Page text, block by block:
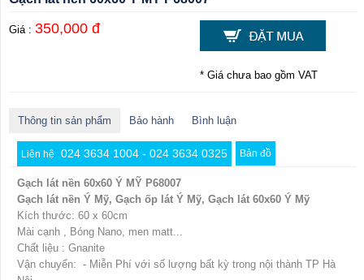
Giá : 350,000 đ
* Giá chưa bao gồm VAT
Thông tin sản phẩm Bảo hành Bình luận
Liên hệ 024 3634 1004 - 024 3634 0325 Bản đồ
Gạch lát nền 60x60 Ý MỸ P68007
Gạch lát nền Ý Mỹ, Gạch ốp lát Ý Mỹ, Gạch lát 60x60 Ý Mỹ
Kích thước: 60 x 60cm
Mài cạnh , Bóng Nano, men matt...
Chất liệu : Gnanite
Vận chuyển: - Miễn Phí với số lượng bất kỳ trong nội thành TP Hà